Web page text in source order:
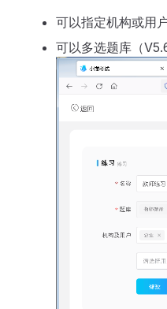
可以指定机构或用
可以多选题库（